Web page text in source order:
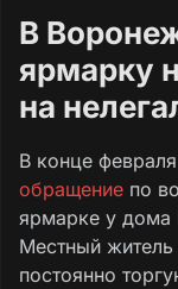
В
ярмарку
на
В конце
обращение по
ярмарке у дома
Местный
постоянно